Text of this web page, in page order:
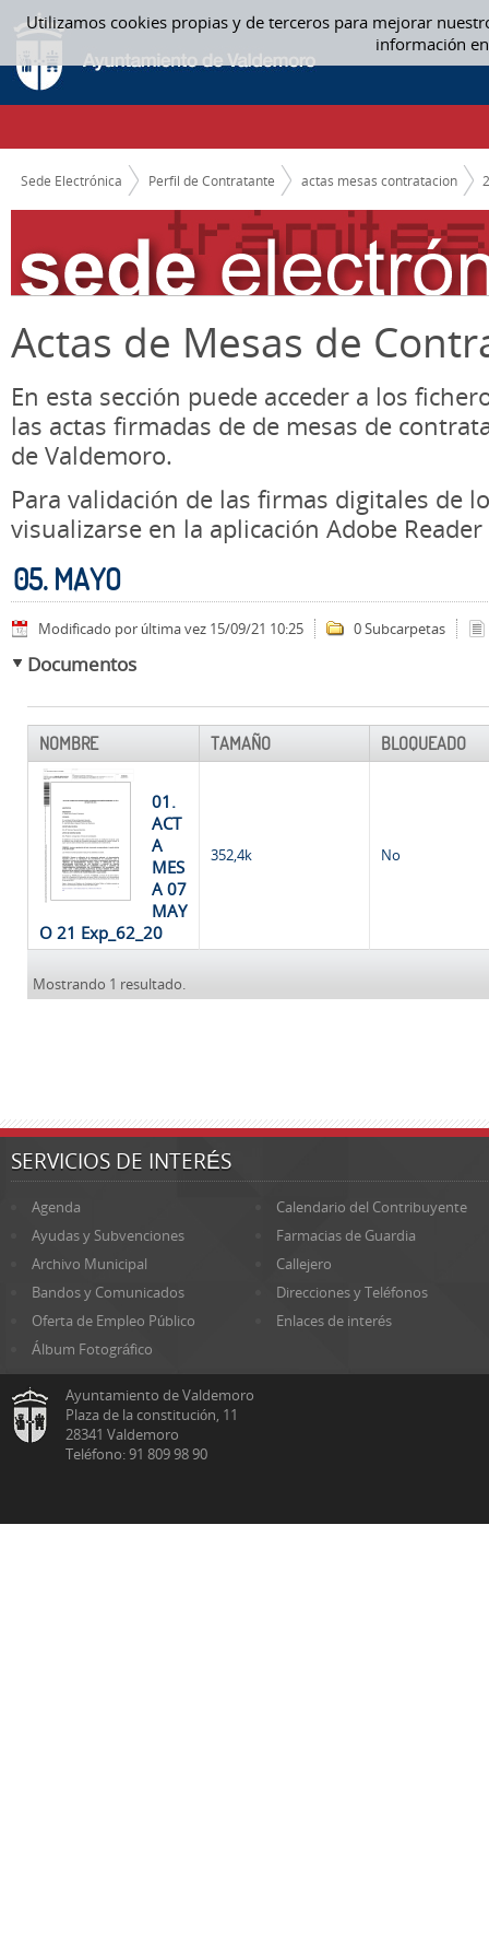
Utilizamos cookies propias y de terceros para mejorar
información
Saltar al contenido
05. MAYO - ACTAS MESAS CONTRATACION
CAMINO DE MIGAS
Sede Electrónica Perfil de Contratante actas mesas contratacion
Actas de Mesas de
En esta sección puede acceder a los
las actas firmadas de de mesas de
de Valdemoro.
Para validación de las firmas digitales de
visualizarse en la aplicación Adobe Reader
05. MAYO
Modificado por última vez 15/09/21 10:25 0 Subcarpetas
Documentos
NOMBRE TAMAÑO BLOQUEADO
01.
ACT
A
MES
A 07
MAY
O 21 Exp_62_20
352,4k No
Mostrando 1 resultado.
SERVICIOS DE INTERÉS
Agenda
Calendario del Contribuyente
Ayudas y Subvenciones
Farmacias de Guardia
Archivo Municipal
Callejero
Bandos y Comunicados
Direcciones y Teléfonos
Oferta de Empleo Público
Enlaces de interés
Álbum Fotográfico
Ayuntamiento de Valdemoro
Plaza de la constitución, 11
28341 Valdemoro
Teléfono: 91 809 98 90